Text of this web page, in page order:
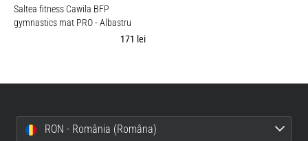
Saltea fitness Cawila BFP
gymnastics mat PRO- Albastru
171 lei
RON - România (Româna)